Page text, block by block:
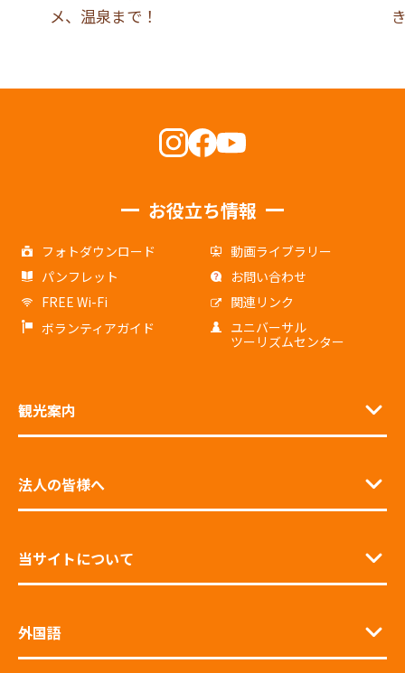
メ、温泉まで！
お役立ち情報
フォトダウンロード
動画ライブラリー
パンフレット
お問い合わせ
FREE Wi-Fi
関連リンク
ボランティアガイド
ユニバーサル
ツーリズムセンター
観光案内
法人の皆様へ
当サイトについて
外国語